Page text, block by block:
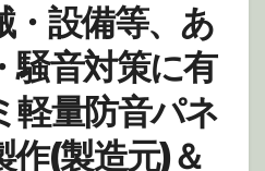
・設備等、あ
騒音対策に有
軽量防音パネ
作(製造元)＆